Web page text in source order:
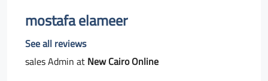
mostafa elameer
See all reviews
sales Admin atNew Cairo Online